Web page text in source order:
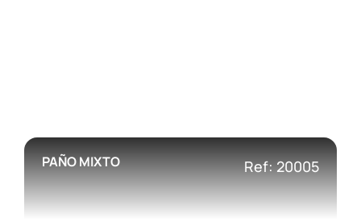
PAÑO MIXTO Ref: 20005